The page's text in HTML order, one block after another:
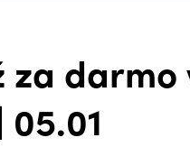
za darmo